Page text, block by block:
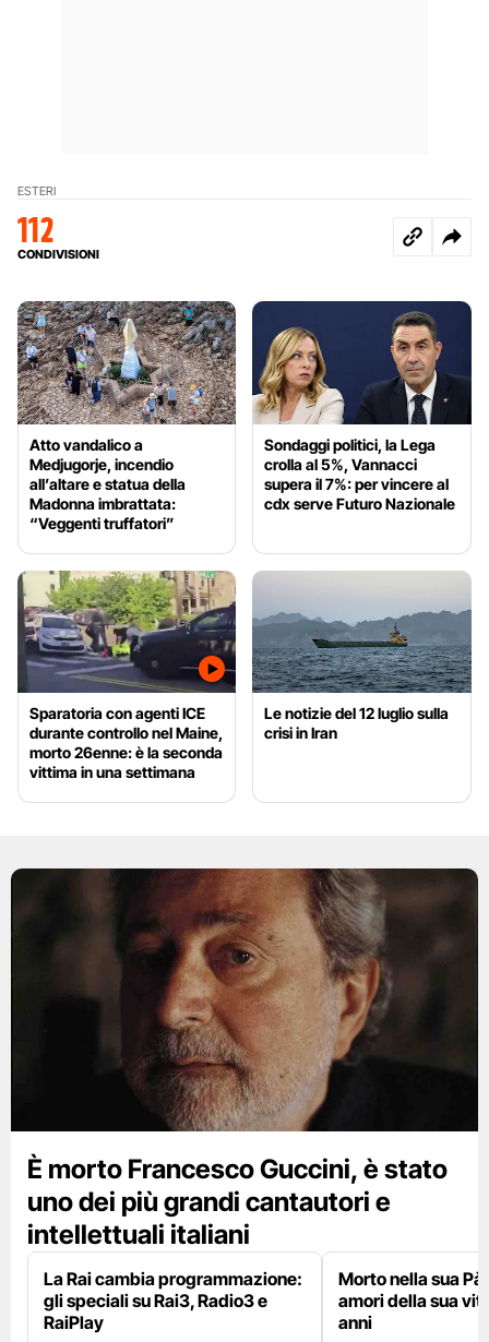
ESTERI
112
CONDIVISIONI
Atto vandalico a
Medjugorje, incendio
all’altare e statua della
Madonna imbrattata:
“Veggenti truffatori”
Sondaggi politici, la Lega
crolla al 5%, Vannacci
supera il 7%: per vincere al
cdx serve Futuro Nazionale
Sparatoria con agenti ICE
durante controllo nel Maine,
morto 26enne: è la seconda
vittima in una settimana
Le notizie del 12 luglio sulla
crisi in Iran
È morto Francesco Guccini, è stato
uno dei più grandi cantautori e
intellettuali italiani
La Rai cambia programmazione:
gli speciali su Rai3, Radio3 e
RaiPlay
Morto nella sua
amori della sua
anni